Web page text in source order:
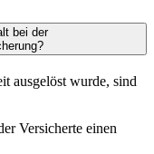
bei der
ausgelöst wurde, sind
Versicherte einen